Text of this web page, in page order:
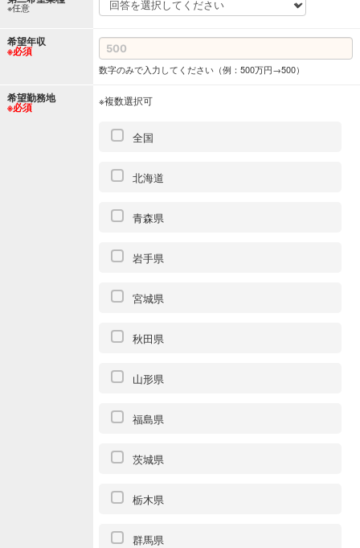
※任意
希望年収
※必須
数字のみで入力してください（例：500万円→500）
希望勤務地
※必須 ※複数選択可
全国
北海道
青森県
岩手県
宮城県
秋田県
山形県
福島県
茨城県
栃木県
群馬県